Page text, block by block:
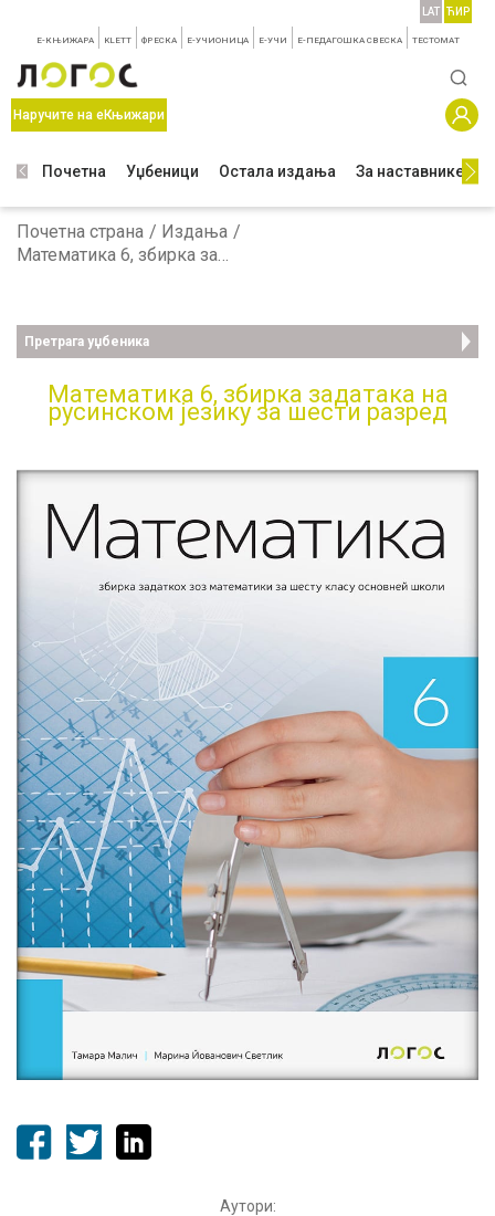
E-КЊИЖАРА KLETT ФРЕСКА E-УЧИОНИЦА E-УЧИ Е-ПЕДАГОШКА СВЕСКА TЕСТОМАТ
LAT ЋИР
Наручите на еКњижари
Почетна Уџбеници Остала издања За наставнике
Почетна страна
Издања
Математика 6, збирка задатака на русинском језику за шести разред
Претрага уџбеника
Математика 6, збирка задатака на
русинском језику за шести разред
Аутори: